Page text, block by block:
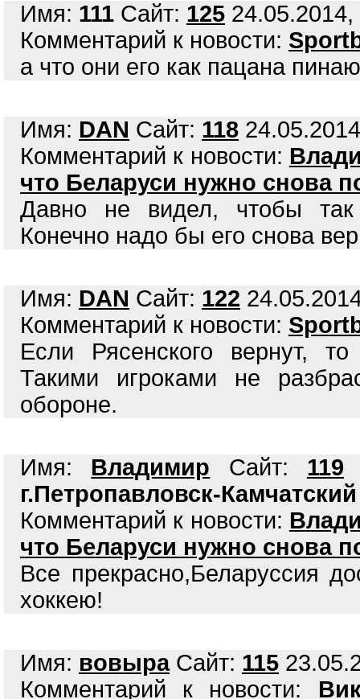
Имя: 111 Сайт: 125
Комментарий к новости:
а что они его как пацана
Имя: DAN Сайт: 118
Комментарий к новости:
что Беларуси нужно снова
Давно не видел, чтобы так
Конечно надо бы его снова
Имя: DAN Сайт: 122
Комментарий к новости:
Если Рясенского вернут,
Такими игроками не
обороне.
Имя: Владимир Сайт: 119
г.Петропавловск-Камчатский
Комментарий к новости:
что Беларуси нужно снова
Все прекрасно,Беларуссия
хоккею!
Имя: вовыраСайт: 115
Комментарий к новости: